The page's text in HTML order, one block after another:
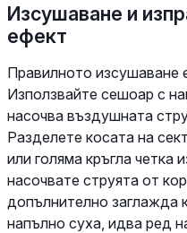
Изсушаване и
ефект
Правилното изсушаване
Използвайте сешоар с
насочва въздушната
Разделете косата на
или голяма кръгла четка
насочвате струята от
допълнително заглажда
напълно суха, идва ред